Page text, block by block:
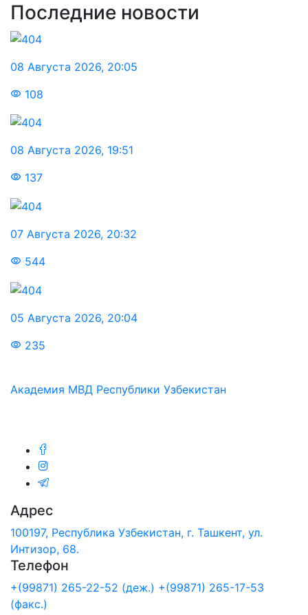
Последние новости
08 Августа 2026, 20:05
108
08 Августа 2026, 19:51
137
07 Августа 2026, 20:32
544
05 Августа 2026, 20:04
235
Академия МВД Республики Узбекистан
Адрес
100197, Республика Узбекистан, г. Ташкент, ул.
Интизор, 68.
Телефон
+(99871) 265-22-52 (деж.) +(99871) 265-17-53
(факс.)